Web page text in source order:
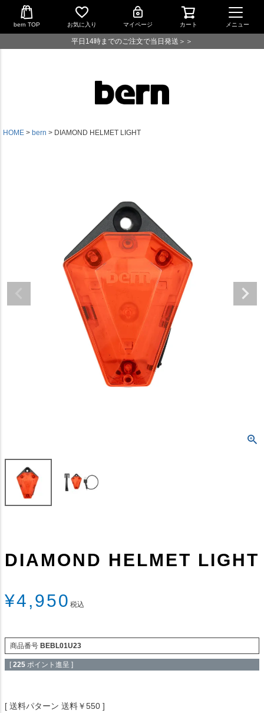
bern TOP お気に入り マイページ カート メニュー
平日14時までのご注文で当日発送＞＞
HOME bern DIAMOND HELMET LIGHT
DIAMOND HELMET LIGHT
¥4,950 税込
商品番号 BEBL01U23
[ 225 ポイント進呈 ]
送料パターン 送料￥550